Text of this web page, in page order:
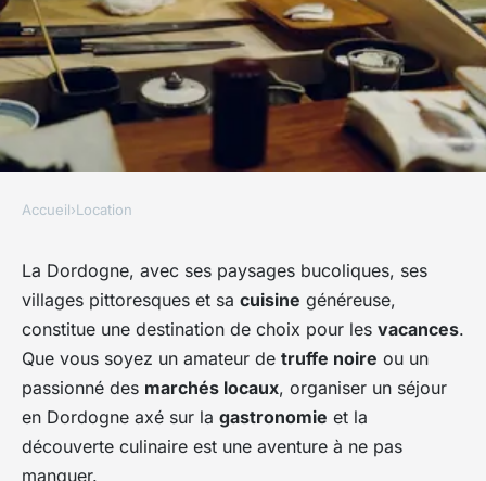
Comment organiser un séjour
en Dordogne avec des cours
de cuisine et des visites de
marchés locaux?
Esteban
Accueil›Location
La Dordogne, avec ses paysages bucoliques, ses
villages pittoresques et sa cuisine généreuse,
constitue une destination de choix pour les vacances.
Que vous soyez un amateur de truffe noire ou un
passionné des marchés locaux, organiser un séjour
en Dordogne axé sur la gastronomie et la
découverte culinaire est une aventure à ne pas
manquer.